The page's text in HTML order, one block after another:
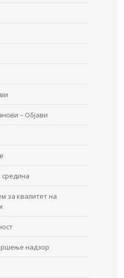
– Објави
за квалитет на
надзор